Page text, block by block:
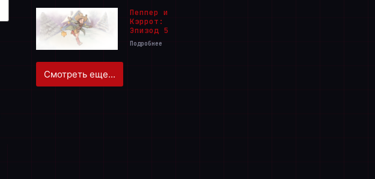
Пеппер и
Кэррот:
Эпизод 5
Подробнее
Смотреть еще...